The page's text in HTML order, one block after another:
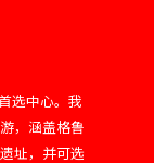
选中心。我
，涵盖格鲁
址，并可选